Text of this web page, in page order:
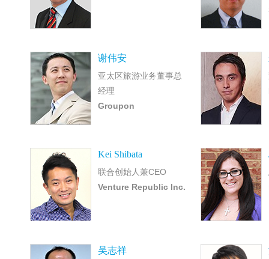
谢伟安
亚太区旅游业务董事总
经理
Groupon
Kei Shibata
联合创始人兼CEO
Venture Republic Inc.
吴志祥